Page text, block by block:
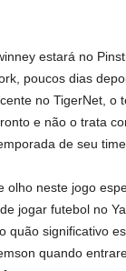
estará no
poucos dias
no TigerNet, o
e não o trata
de seu
olho neste jogo
jogar futebol no
quão significativo
quando